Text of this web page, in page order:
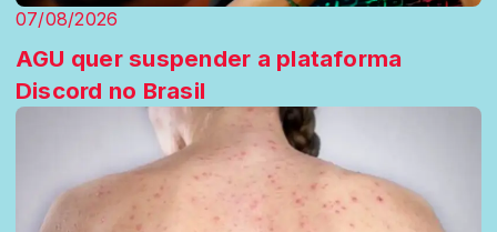
07/08/2026
AGU quer suspender a plataforma
Discord no Brasil